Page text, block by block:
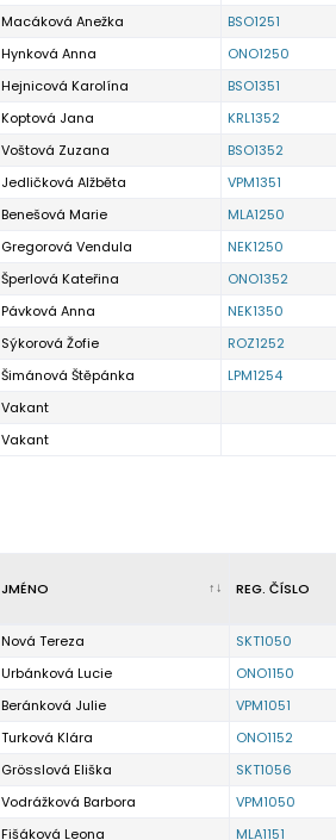
Macáková Anežka BSO1251
Hynková Anna ONO1250
Hejnicová Karolína BSO1351
Koptová Jana KRL1352
Voštová Zuzana BSO1352
Jedličková Alžběta VPM1351
Benešová Marie MLA1250
Gregorová Vendula NEK1250
Šperlová Kateřina ONO1352
Pávková Anna NEK1350
Sýkorová Žofie ROZ1252
Šimánová Štěpánka LPM1254
Vakant
Vakant
JMÉNO REG. ČÍSLO
Nová Tereza SKT1050
Urbánková Lucie ONO1150
Beránková Julie VPM1051
Turková Klára ONO1152
Grösslová Eliška SKT1056
Vodrážková Barbora VPM1050
Fišáková Leona MLA1151